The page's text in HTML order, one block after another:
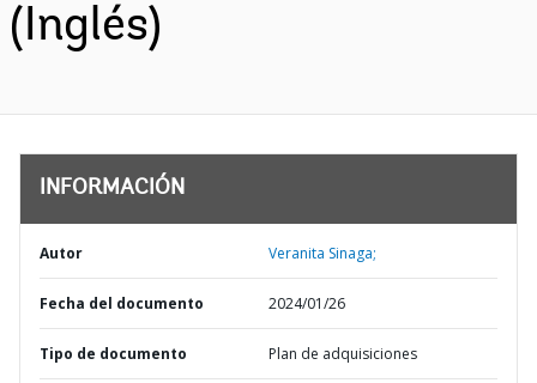
(Inglés)
INFORMACIÓN
Autor Veranita Sinaga;
Fecha del documento 2024/01/26
Tipo de documento Plan de adquisiciones